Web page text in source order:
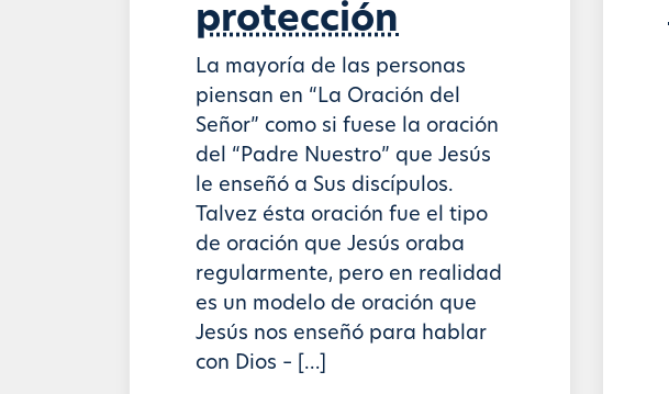
protección
La mayoría de las personas
piensan en “La Oración del
Señor” como si fuese la oración
del “Padre Nuestro” que Jesús
le enseñó a Sus discípulos.
Talvez ésta oración fue el tipo
de oración que Jesús oraba
regularmente, pero en realidad
es un modelo de oración que
Jesús nos enseñó para hablar
con Dios – […]